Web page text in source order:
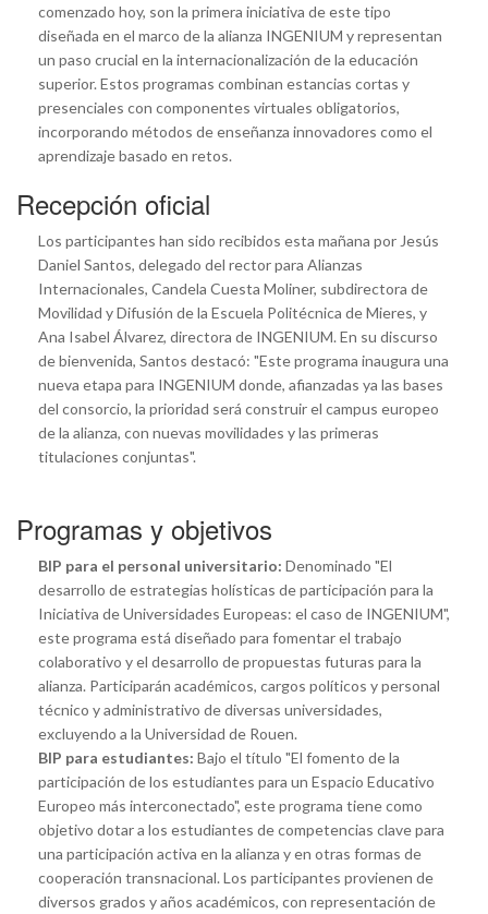
comenzado hoy, son la primera iniciativa de este tipo
diseñada en el marco de la alianza INGENIUM y representan
un paso crucial en la internacionalización de la educación
superior. Estos programas combinan estancias cortas y
presenciales con componentes virtuales obligatorios,
incorporando métodos de enseñanza innovadores como el
aprendizaje basado en retos.
Recepción oficial
Los participantes han sido recibidos esta mañana por Jesús
Daniel Santos, delegado del rector para Alianzas
Internacionales, Candela Cuesta Moliner, subdirectora de
Movilidad y Difusión de la Escuela Politécnica de Mieres, y
Ana Isabel Álvarez, directora de INGENIUM. En su discurso
de bienvenida, Santos destacó: "Este programa inaugura una
nueva etapa para INGENIUM donde, afianzadas ya las bases
del consorcio, la prioridad será construir el campus europeo
de la alianza, con nuevas movilidades y las primeras
titulaciones conjuntas".
Programas y objetivos
BIP para el personal universitario: Denominado "El
desarrollo de estrategias holísticas de participación para la
Iniciativa de Universidades Europeas: el caso de INGENIUM",
este programa está diseñado para fomentar el trabajo
colaborativo y el desarrollo de propuestas futuras para la
alianza. Participarán académicos, cargos políticos y personal
técnico y administrativo de diversas universidades,
excluyendo a la Universidad de Rouen.
BIP para estudiantes: Bajo el título "El fomento de la
participación de los estudiantes para un Espacio Educativo
Europeo más interconectado", este programa tiene como
objetivo dotar a los estudiantes de competencias clave para
una participación activa en la alianza y en otras formas de
cooperación transnacional. Los participantes provienen de
diversos grados y años académicos, con representación de